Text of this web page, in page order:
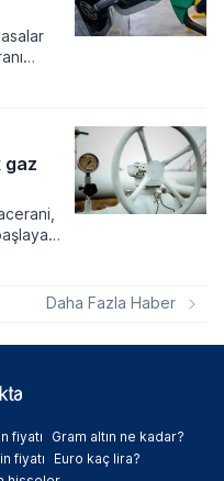
bir
gaz
Daha Fazla Haber
fiyatı
Gram altın ne kadar?
fiyatı
Euro kaç lira?